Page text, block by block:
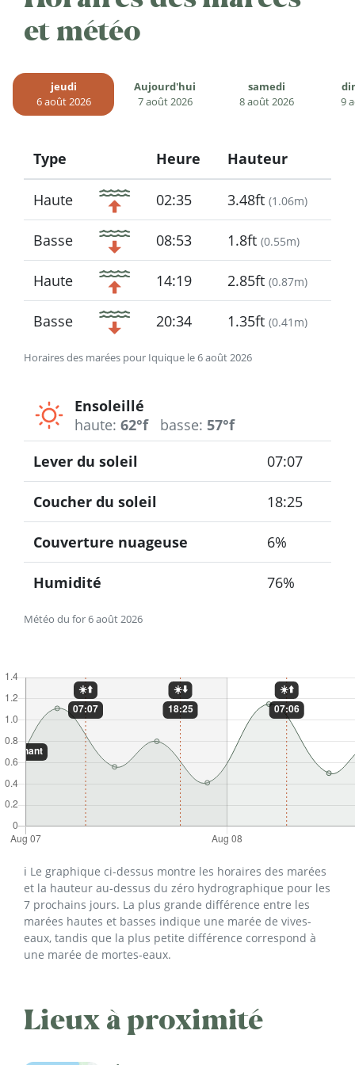
et météo
jeudi
6 août 2026
Aujourd'hui
7 août 2026
samedi
8 août 2026
9
Horaires des marées pour Iquique le 6 août 2026
Type
Icon
Heure Hauteur
Haute 02:35 3.48ft (1.06m)
Basse 08:53 1.8ft (0.55m)
Haute 14:19 2.85ft (0.87m)
Basse 20:34 1.35ft (0.41m)
Ensoleillé
haute: 62°f basse: 57°f
Météo du for 6 août 2026
Lever du soleil 07:07
Coucher du soleil 18:25
Couverture nuageuse 6%
Humidité 76%
ℹ️ Le graphique ci-dessus montre les horaires des marées
et la hauteur au-dessus du zéro hydrographique pour les
7 prochains jours. La plus grande différence entre les
marées hautes et basses indique une marée de vives-
eaux, tandis que la plus petite différence correspond à
une marée de mortes-eaux.
Lieux à proximité